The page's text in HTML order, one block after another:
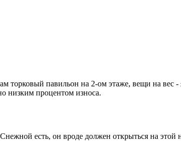
торковый павильон на 2-ом этаже, вещи на вес
низким процентом износа.
есть, он вроде должен открыться на этой